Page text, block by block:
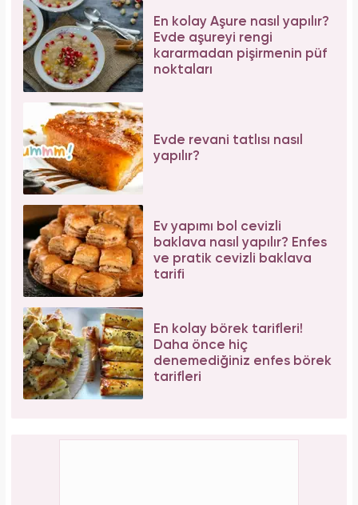
En kolay Aşure nasıl yapılır?
Evde aşureyi rengi
kararmadan pişirmenin püf
noktaları
Evde revani tatlısı nasıl
yapılır?
Ev yapımı bol cevizli
baklava nasıl yapılır? Enfes
ve pratik cevizli baklava
tarifi
En kolay börek tarifleri!
Daha önce hiç
denemediğiniz enfes börek
tarifleri